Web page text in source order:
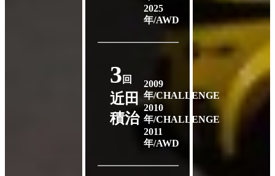
2025
年/AWD
3 回
近田
積治
2009
年/CHALLENGE
2010
年/CHALLENGE
2011
年/AWD